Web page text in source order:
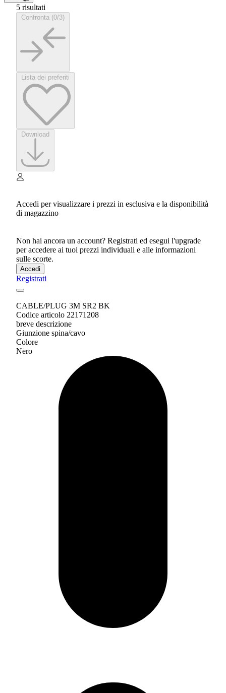
5 risultati
Accedi per visualizzare i prezzi in esclusiva e la disponibilità
di magazzino
Non hai ancora un account? Registrati ed esegui l'upgrade
per accedere ai tuoi prezzi individuali e alle informazioni
sulle scorte.
Accedi
Registrati
CABLE/PLUG 3M SR2 BK
Codice articolo 22171208
breve descrizione
Giunzione spina/cavo
Colore
Nero